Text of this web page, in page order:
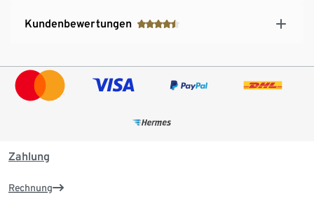
Kundenbewertungen
Zahlung
Rechnung